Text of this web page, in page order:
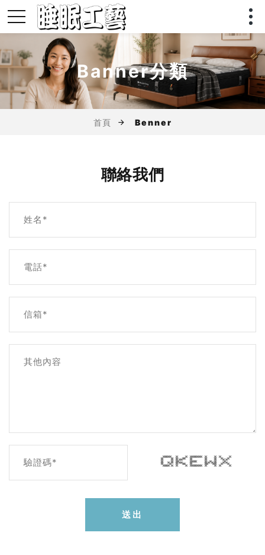
Banner分類
首頁 Benner
聯絡我們
姓名*
電話*
信箱*
其他內容
***** * * ******* * * * *
* * * ** * * * * *
* * * ** * * * * *
* * ** **** * * * *
* * * * ** * * * * * * *
* * * ** * ** ** * *
**** * * * ******* * * * *
驗證碼*
送出